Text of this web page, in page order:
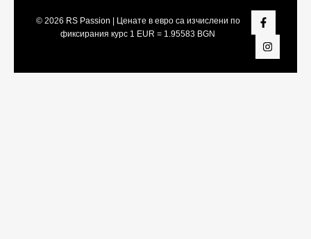
© 2026 RS Passion | Ценате в евро са изчислени по
фиксирания курс 1 EUR = 1.95583 BGN